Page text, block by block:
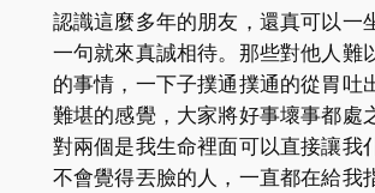
認識這麼多年的朋友，還真可以一
一句就來真誠相待。那些對他人難
的事情，一下子撲通撲通的從胃吐
難堪的感覺，大家將好事壞事都處
對兩個是我生命裡面可以直接讓我
不會覺得丟臉的人，一直都在給我